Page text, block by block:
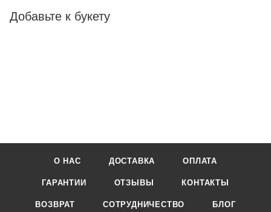
Добавьте к букету
О НАС ДОСТАВКА ОПЛАТА
ГАРАНТИИ ОТЗЫВЫ КОНТАКТЫ
ВОЗВРАТ СОТРУДНИЧЕСТВО БЛОГ